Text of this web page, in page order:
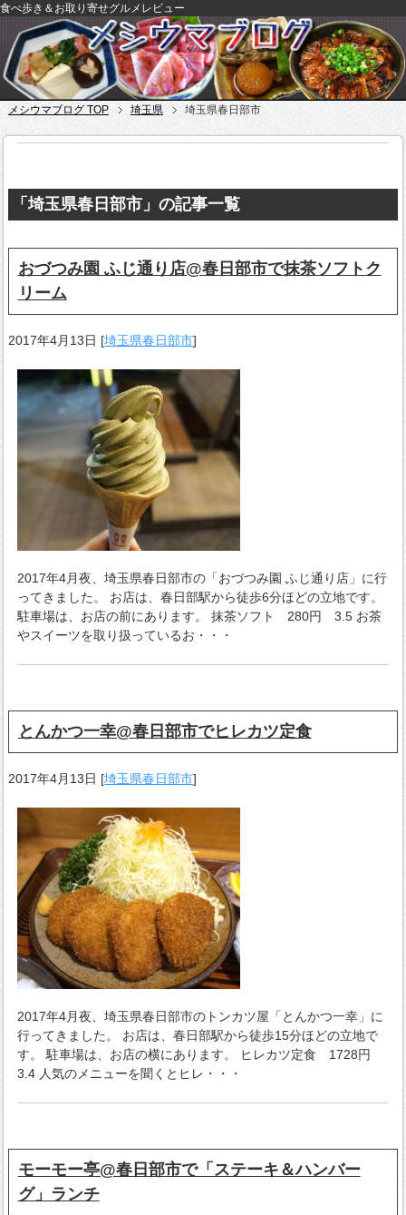
食べ歩き＆お取り寄せグルメレビュー
メシウマブログ TOP 埼玉県 埼玉県春日部市
「埼玉県春日部市」の記事一覧
おづつみ園 ふじ通り店@春日部市で抹茶ソフトク
リーム
2017年4月13日 [埼玉県春日部市]
2017年4月夜、埼玉県春日部市の「おづつみ園 ふじ通り店」に行
ってきました。 お店は、春日部駅から徒歩6分ほどの立地です。
駐車場は、お店の前にあります。 抹茶ソフト 280円 3.5 お茶
やスイーツを取り扱っているお・・・
とんかつ一幸@春日部市でヒレカツ定食
2017年4月13日 [埼玉県春日部市]
2017年4月夜、埼玉県春日部市のトンカツ屋「とんかつ一幸」に
行ってきました。 お店は、春日部駅から徒歩15分ほどの立地で
す。 駐車場は、お店の横にあります。 ヒレカツ定食 1728円
3.4 人気のメニューを聞くとヒレ・・・
モーモー亭@春日部市で「ステーキ＆ハンバー
グ」ランチ